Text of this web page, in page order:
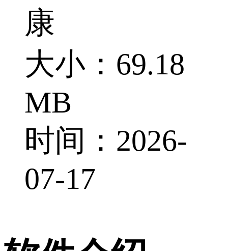
康
大小：69.18
MB
时间：2026-
07-17